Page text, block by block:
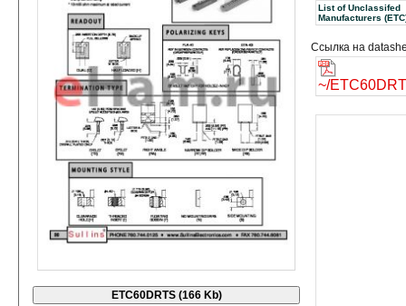
List of Unclassifed
Manufacturers
Ссылка на
~/